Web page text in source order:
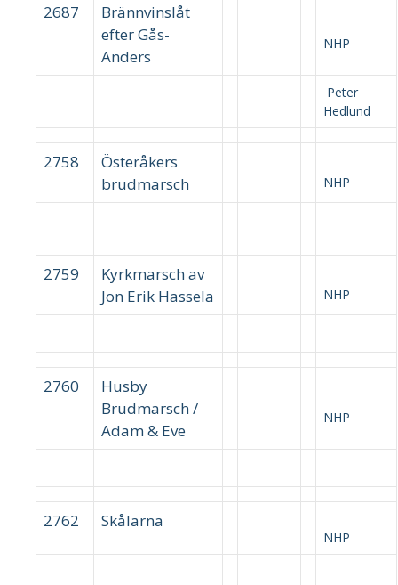
2687
Brännvinslåt
efter Gås-
Anders
NHP
Peter
Hedlund
2758
Österåkers
brudmarsch
NHP
2759
Kyrkmarsch av
Jon Erik Hassela
NHP
2760
Husby
Brudmarsch /
Adam & Eve
NHP
2762 Skålarna
NHP